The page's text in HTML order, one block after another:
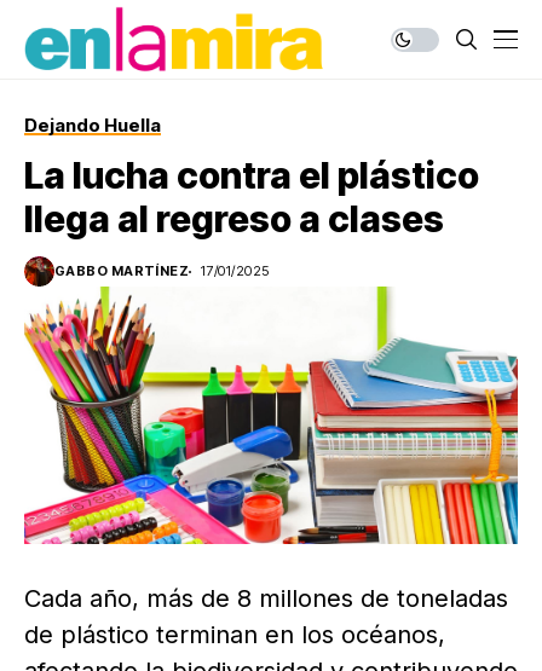
Dejando Huella
La lucha contra el plástico
llega al regreso a clases
GABBO MARTÍNEZ 17/01/2025
Cada año, más de 8 millones de toneladas
de plástico terminan en los océanos,